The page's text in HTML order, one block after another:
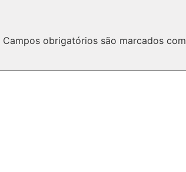
Campos obrigatórios são marcados com